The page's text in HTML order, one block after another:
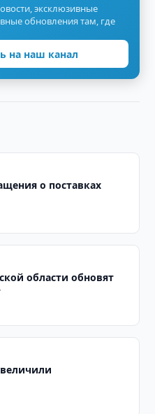
эксклюзивные
обновления там, где
на наш канал
о поставках
области обновят